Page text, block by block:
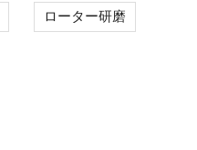
ローター研磨